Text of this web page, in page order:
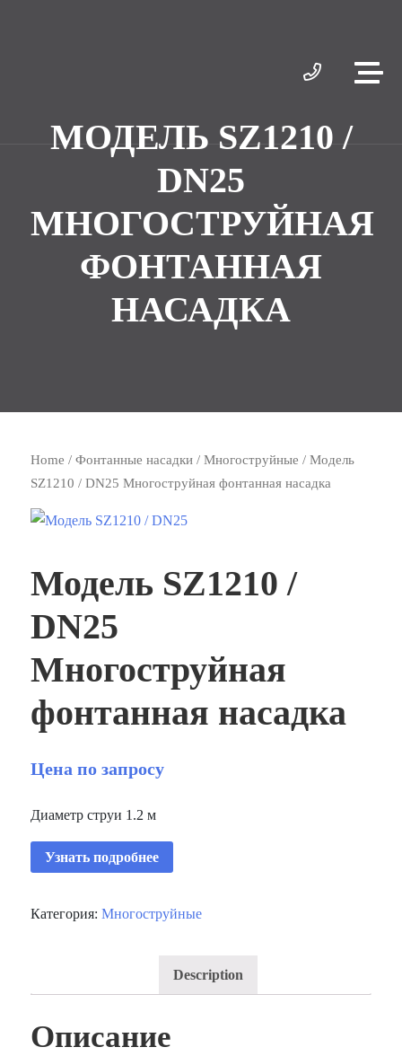
МОДЕЛЬ SZ1210 /
DN25
МНОГОСТРУЙНАЯ
ФОНТАННАЯ
НАСАДКА
Home /Фонтанные насадки /Многоструйные / Модель
SZ1210 / DN25 Многоструйная фонтанная насадка
Модель SZ1210 /
DN25
Многоструйная
фонтанная насадка
Цена по запросу
Диаметр струи 1.2 м
Узнать подробнее
Категория:Многоструйные
Description
Описание